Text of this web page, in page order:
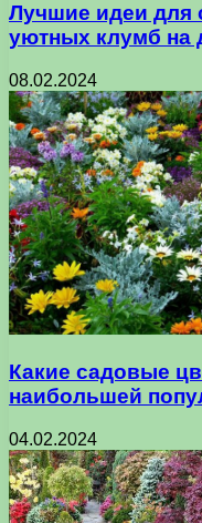
Лучшие идеи для
уютных клумб на
08.02.2024
Какие садовые
наибольшей
04.02.2024